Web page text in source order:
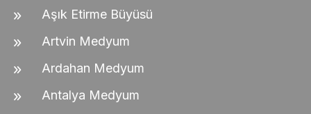
Aşık Etirme Büyüsü
Artvin Medyum
Ardahan Medyum
Antalya Medyum